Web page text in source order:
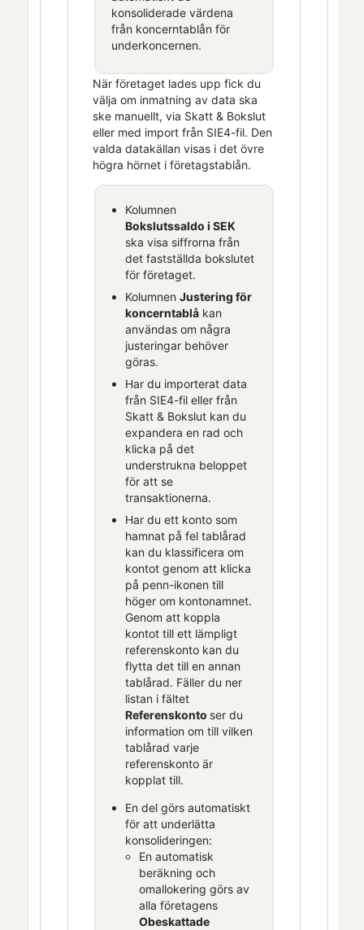
konsoliderade värdena
från koncerntablån för
underkoncernen.
När företaget lades upp fick du
välja om inmatning av data ska
ske manuellt, via Skatt & Bokslut
eller med import från SIE4-fil. Den
valda datakällan visas i det övre
högra hörnet i företagstablån.
Kolumnen
Bokslutssaldo i SEK
ska visa siffrorna från
det fastställda bokslutet
för företaget.
Kolumnen Justering för
koncerntablåkan
användas om några
justeringar behöver
göras.
Har du importerat data
från SIE4-fil eller från
Skatt & Bokslutkan du
expandera en rad och
klicka på det
understrukna beloppet
för att se
transaktionerna.
Har du ett konto som
hamnat på fel tablårad
kan du klassificera om
kontot genom att klicka
på penn-ikonen till
höger om kontonamnet.
Genom att koppla
kontot till ett lämpligt
referenskonto kan du
flytta det till en annan
tablårad. Fäller du ner
listan i fältet
Referenskonto ser du
information om till vilken
tablårad varje
referenskonto är
kopplat till.
En del görs automatiskt
för att underlätta
konsolideringen:
En automatisk
beräkning och
omallokering görs av
alla företagens
Obeskattade